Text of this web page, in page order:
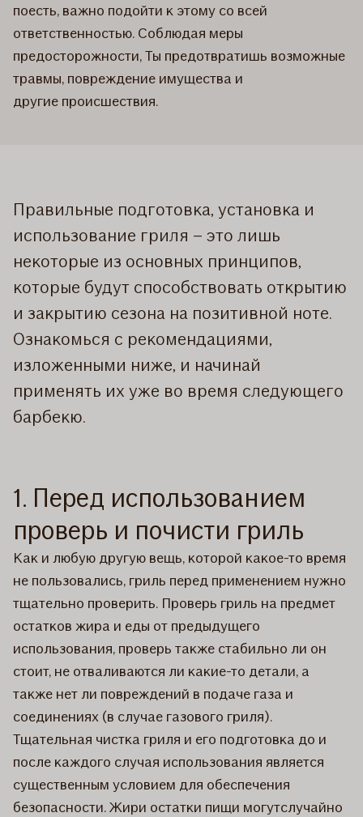
поесть, важно подойти к этому со всей
ответственностью. Соблюдая меры
предосторожности, Ты предотвратишь возможные
травмы, повреждение имущества и
другие происшествия.
Правильные подготовка, установка и
использование гриля – это лишь
некоторые из основных принципов,
которые будут способствовать открытию
и закрытию сезона на позитивной ноте.
Ознакомься с рекомендациями,
изложенными ниже, и начинай
применять их уже во время следующего
барбекю.
1. Перед использованием
проверь и почисти гриль
Как и любую другую вещь, которой какое-то время
не пользовались, гриль перед применением нужно
тщательно проверить. Проверь гриль на предмет
остатков жира и еды от предыдущего
использования, проверь также стабильно ли он
стоит, не отваливаются ли какие-то детали, а
также нет ли повреждений в подаче газа и
соединениях (в случае газового гриля).
Тщательная чистка гриля и его подготовка до и
после каждого случая использования является
существенным условием для обеспечения
безопасности. Жири остатки пищи могутслучайно